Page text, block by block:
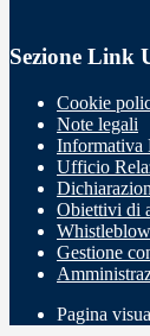
Sezione Link
Cookie
Note legali
Informativa
Ufficio
Obiettivi di
Gestione
Pagina